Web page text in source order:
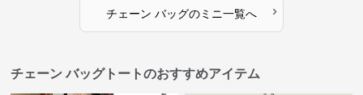
チェーン バッグのミニ一覧へ ›
チェーン バッグトートのおすすめアイテム